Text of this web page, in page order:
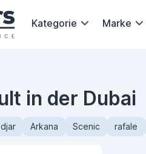
Kategorie Marke
in der Dubai
Arkana Scenic rafale